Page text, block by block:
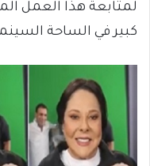
لمتابعة هذا العمل
كبير في الساحة